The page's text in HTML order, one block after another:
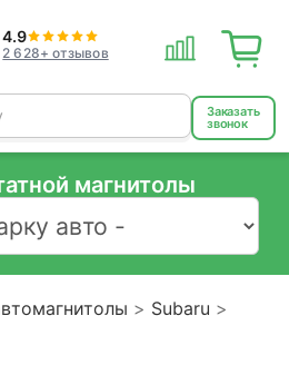
4.9
2 628+ отзывов
Заказать
звонок
магнитолы
Subaru